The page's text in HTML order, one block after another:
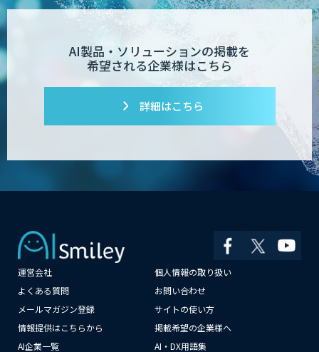
AI製品・ソリューションの掲載を
希望される企業様はこちら
詳細はこちら
運営会社
個人情報の取り扱い
よくある質問
お問い合わせ
メールマガジン登録
サイトの使い方
情報提供はこちらから
掲載希望の企業様へ
AI企業一覧
AI・DX用語集